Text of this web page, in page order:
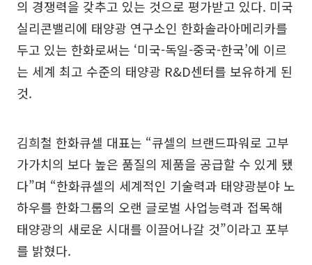
의 경쟁력을 갖추고 있는 것으로 평가받고 있다. 미국
실리콘밸리에 태양광 연구소인 한화솔라아메리카를
두고 있는 한화로써는 ‘미국-독일-중국-한국’에 이르
는 세계 최고 수준의 태양광 R&D센터를 보유하게 된
것.
김희철 한화큐셀 대표는 “큐셀의 브랜드파워로 고부
가가치의 보다 높은 품질의 제품을 공급할 수 있게 됐
다”며 “한화큐셀의 세계적인 기술력과 태양광분야 노
하우를 한화그룹의 오랜 글로벌 사업능력과 접목해
태양광의 새로운 시대를 이끌어나갈 것”이라고 포부
를 밝혔다.